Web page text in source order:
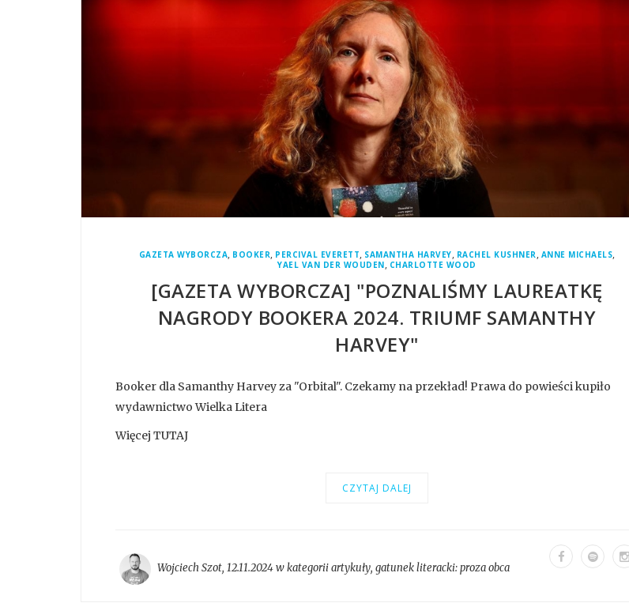
GAZETA WYBORCZA, BOOKER, PERCIVAL EVERETT, SAMANTHA HARVEY, RACHEL KUSHNER , ANNE MICHAELS,
YAEL VAN DER WOUDEN, CHARLOTTE WOOD
[GAZETA WYBORCZA] "POZNALIŚMY LAUREATKĘ
NAGRODY BOOKERA 2024. TRIUMF SAMANTHY
HARVEY"
Booker dla Samanthy Harvey za "Orbital". Czekamy na przekład! Prawa do powieści kupiło
wydawnictwo Wielka Litera
Więcej TUTAJ
CZYTAJ DALEJ
Wojciech Szot, 12.11.2024 w kategoriiartykuły, gatunek literacki:proza obca